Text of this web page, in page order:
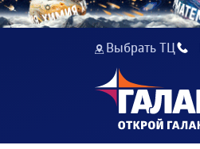
Выбрать ТЦ